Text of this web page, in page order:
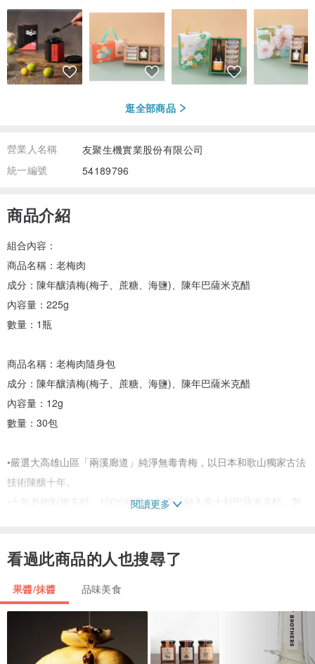
逛全部商品
營業人名稱
友聚生機實業股份有限公司
統一編號
54189796
商品介紹
組合內容：
商品名稱：老梅肉
成分：陳年釀漬梅(梅子、蔗糖、海鹽)、陳年巴薩米克醋
內容量：225g
數量：1瓶
商品名稱：老梅肉隨身包
成分：陳年釀漬梅(梅子、蔗糖、海鹽)、陳年巴薩米克醋
內容量：12g
數量：30包
•嚴選大高雄山區「兩溪廊道」純淨無毒青梅，以日本和歌山獨家古法
技術陳釀十年。
•十年老梅剝梅去籽，100%純果肉熬煮，融入義大利巴薩米克醋，製
都能安心食用，健康又美味！
食用方式
•直接食用，飯前刺激味蕾，飯後幫助消化，健康養生，補充營養！
•【老梅肉 X 優格】簡單提味，健康美味再升級！
閱讀更多
看過此商品的人也搜尋了
果醬/抹醬 品味美食